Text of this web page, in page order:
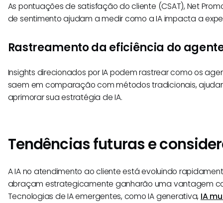
As pontuações de satisfação do cliente (CSAT), Net
de sentimento ajudam a medir como a IA impacta a
Rastreamento da eficiência do
Insights direcionados por IA podem rastrear como os
saem em comparação com métodos tradicionais,
aprimorar sua estratégia de IA.
Tendências futuras e
A IA no atendimento ao cliente está evoluindo
abraçam estrategicamente ganharão uma vantagem
Tecnologias de IA emergentes, como IA generativa, IA